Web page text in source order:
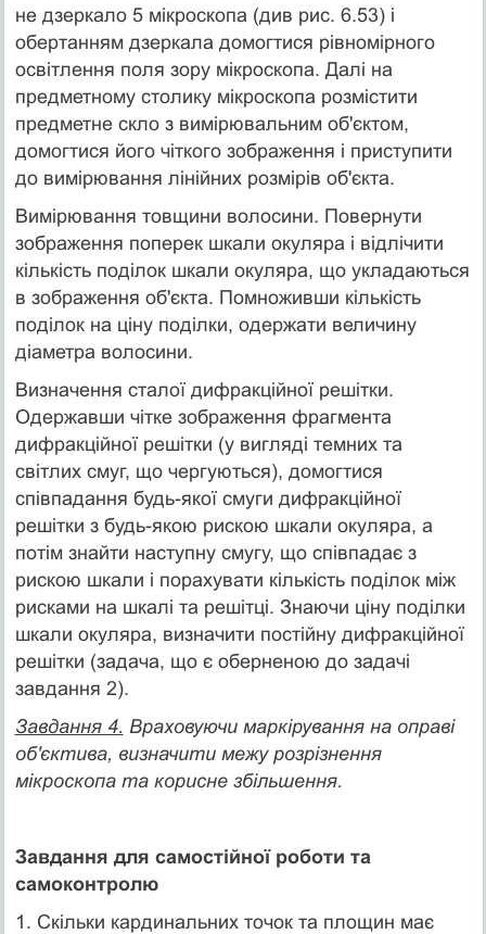
не дзеркало 5 мікроскопа (див рис. 6.53) і
обертанням дзеркала домогтися рівномірного
освітлення поля зору мікроскопа. Далі на
предметному столику мікроскопа роз­містити
предметне скло з вимірювальним об'єктом,
домогтися його чіткого зображення і приступити
до вимірювання лінійних розмірів об'єкта.
Вимірювання товщини волосини. Повернути
зображен­ня поперек шкали окуляра і відлічити
кількість поділок шкали окуляра, що укладаються
в зображення об'єкта. По­множивши кількість
поділок на ціну поділки, одержати величину
діаметра волосини.
Визначення сталої дифракційної решітки.
Одержавши чітке зображення фрагмента
дифракційної решітки (у вигляді темних та
світлих смуг, що чергуються), домогтися
співпадання будь-якої смуги дифракційної
решітки з будь-якою рискою шкали окуляра, а
потім знайти наступну смугу, що співпадає з
рискою шкали і порахувати кількість поділок між
рисками на шкалі та решітці. Знаючи ціну поділки
шкали окуляра, визначити постійну дифракційної
решітки (задача, що є оберненою до задачі
завдання 2).
Завдання 4. Враховуючи маркірування на оправі
об'єк­тива, визначити межу розрізнення
мікроскопа та корисне збільшення.
Завдання для самостійної роботи та
самоконтролю
1. Скільки кардинальних точок та площин має